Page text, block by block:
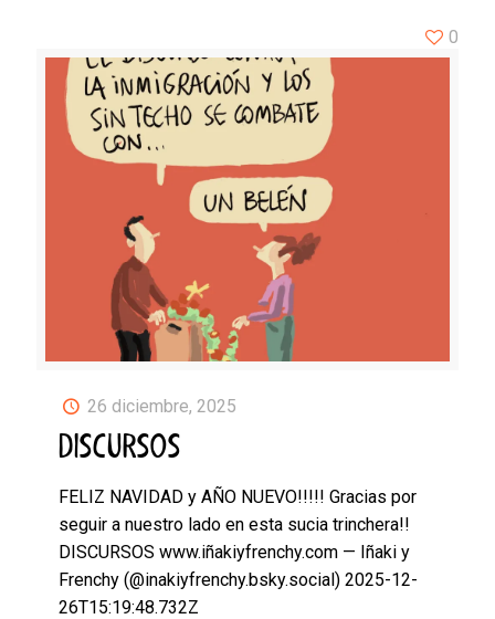
26 diciembre, 2025
DISCURSOS
FELIZ NAVIDAD y AÑO NUEVO!!!!! Gracias por
seguir a nuestro lado en esta sucia trinchera!!
DISCURSOS www.iñakiyfrenchy.com — Iñaki y
Frenchy (@inakiyfrenchy.bsky.social) 2025-12-
26T15:19:48.732Z
0